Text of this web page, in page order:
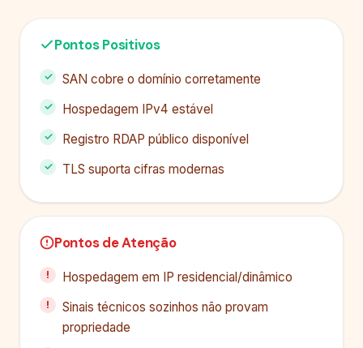
Pontos Positivos
SAN cobre o domínio corretamente
Hospedagem IPv4 estável
Registro RDAP público disponível
TLS suporta cifras modernas
Pontos de Atenção
Hospedagem em IP residencial/dinâmico
Sinais técnicos sozinhos não provam
propriedade